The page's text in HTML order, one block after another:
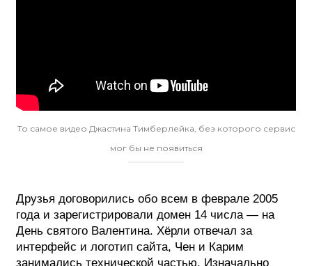
То самое видео Джастина Тимберлейка, без которого сервис
мог бы не появиться
Друзья договорились обо всем в феврале 2005
года и зарегистрировали домен 14 числа — на
День святого Валентина. Хёрли отвечал за
интерфейс и логотип сайта, Чен и Карим
занимались технической частью. Изначально